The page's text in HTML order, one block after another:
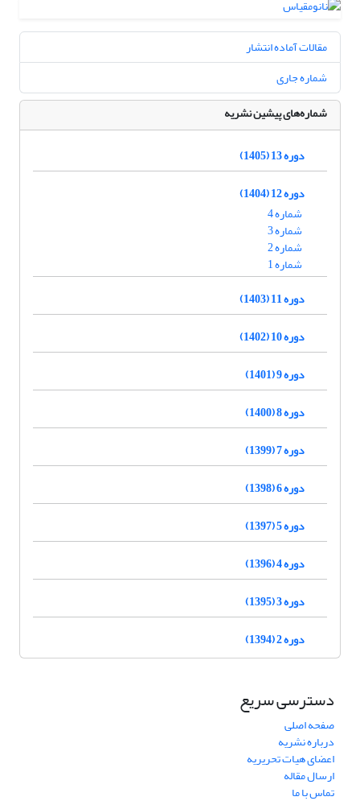
مقالات آماده انتشار
شماره جاری
شماره‌های پیشین نشریه
دوره 13 (1405)
دوره 12 (1404)
شماره 4
شماره 3
شماره 2
شماره 1
دوره 11 (1403)
دوره 10 (1402)
دوره 9 (1401)
دوره 8 (1400)
دوره 7 (1399)
دوره 6 (1398)
دوره 5 (1397)
دوره 4 (1396)
دوره 3 (1395)
دوره 2 (1394)
دسترسی سریع
صفحه اصلی
درباره نشریه
اعضای هیات تحریریه
ارسال مقاله
تماس با ما